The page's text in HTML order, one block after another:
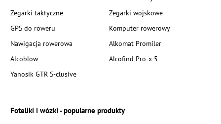
Zegarki taktyczne
Zegarki wojskowe
GPS do roweru
Komputer rowerowy
Nawigacja rowerowa
Alkomat Promiler
Alcoblow
Alcofind Pro-x-5
Yanosik GTR S-clusive
Foteliki i wózki - popularne produkty